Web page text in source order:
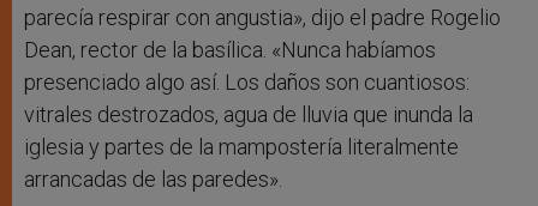
parecía respirar con angustia», dijo el padre Rogelio
Dean, rector de la basílica. «Nunca habíamos
presenciado algo así. Los daños son cuantiosos:
vitrales destrozados, agua de lluvia que inunda la
iglesia y partes de la mampostería literalmente
arrancadas de las paredes».